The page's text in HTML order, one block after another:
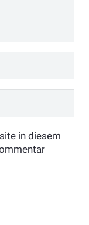
in diesem